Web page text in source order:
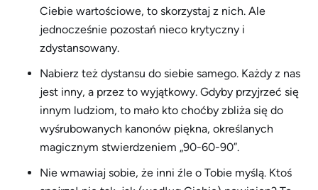
Ciebie wartościowe, to skorzystaj z nich. Ale
jednocześnie pozostań nieco krytyczny i
zdystansowany.
Nabierz też dystansu do siebie samego. Każdy z nas
jest inny, a przez to wyjątkowy. Gdyby przyjrzeć się
innym ludziom, to mało kto choćby zbliża się do
wyśrubowanych kanonów piękna, określanych
magicznym stwierdzeniem „90-60-90”.
Nie wmawiaj sobie, że inni źle o Tobie myślą. Ktoś